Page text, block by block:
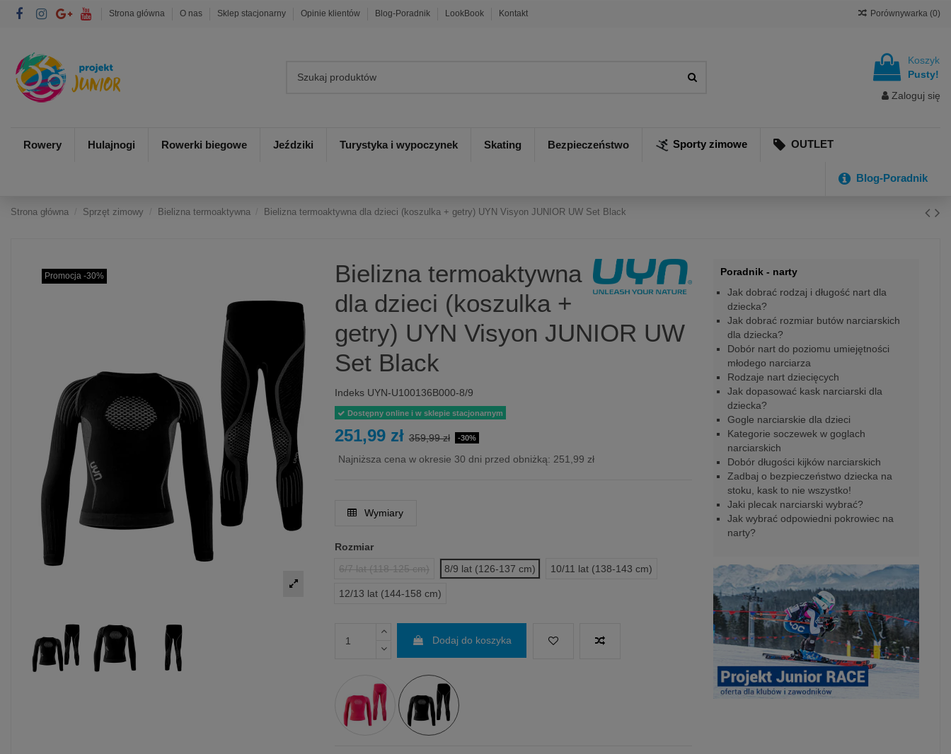
Strona główna O nas Sklep stacjonarny Opinie klientów Blog-Poradnik LookBook Kontakt Porównywarka (0)
Koszyk
Pusty!
Zaloguj się
Rowery Hulajnogi Rowerki biegowe Jeździki Turystyka i wypoczynek Skating Bezpieczeństwo Sporty zimowe OUTLET
Blog-Poradnik
Strona główna Sprzęt zimowy Bielizna termoaktywna Bielizna termoaktywna dla dzieci (koszulka + getry) UYN Visyon JUNIOR UW Set Black
Promocja -30%
Bielizna termoaktywna
dla dzieci (koszulka +
getry) UYN Visyon JUNIOR UW
Set Black
Indeks UYN-U100136B000-8/9
Dostępny online i w sklepie stacjonarnym
251,99 zł 359,99 zł -30%
Najniższa cena w okresie 30 dni przed obniżką: 251,99 zł
Wymiary
Rozmiar
6/7 lat (118-125 cm)
8/9 lat (126-137 cm) 10/11 lat (138-143 cm)
12/13 lat (144-158 cm)
Dodaj do koszyka
Poradnik - narty
Jak dobrać rodzaj i długość nart dla
dziecka?
Jak dobrać rozmiar butów narciarskich
dla dziecka?
Dobór nart do poziomu umiejętności
młodego narciarza
Rodzaje nart dziecięcych
Jak dopasować kask narciarski dla
dziecka?
Gogle narciarskie dla dzieci
Kategorie soczewek w goglach
narciarskich
Dobór długości kijków narciarskich
Zadbaj o bezpieczeństwo dziecka na
stoku, kask to nie wszystko!
Jaki plecak narciarski wybrać?
Jak wybrać odpowiedni pokrowiec na
narty?